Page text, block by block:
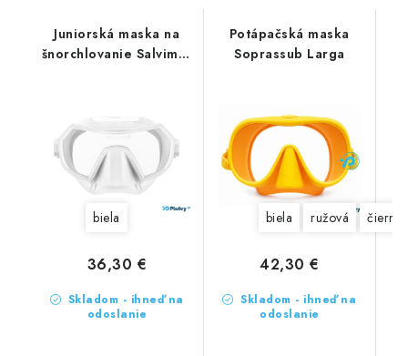
Juniorská maska na
šnorchlovanie Salvimar
biela
Skladom - ihneď na
odoslanie
36,30 €
Potápačská maska
Soprassub Larga
biela ružová čierna
Skladom - ihneď na
odoslanie
42,30 €